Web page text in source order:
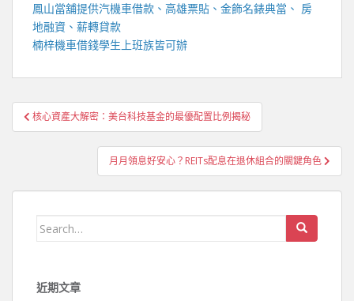
鳳山當舖提供汽機車借款、高雄票貼、金飾名錶典當、 房
地融資、薪轉貸款
楠梓機車借錢學生上班族皆可辦
文
章
核心資產大解密：美台科技基金的最優配置比例揭秘
月月領息好安心？REITs配息在退休組合的關鍵角色
Search
近期文章